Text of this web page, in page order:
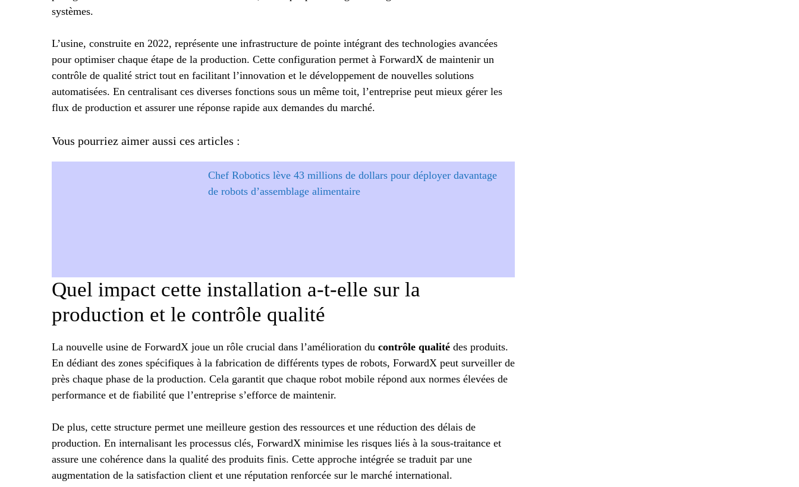
systèmes.
L’usine, construite en 2022, représente une infrastructure de pointe intégrant des technologies avancées
pour optimiser chaque étape de la production. Cette configuration permet à ForwardX de maintenir un
contrôle de qualité strict tout en facilitant l’innovation et le développement de nouvelles solutions
automatisées. En centralisant ces diverses fonctions sous un même toit, l’entreprise peut mieux gérer les
flux de production et assurer une réponse rapide aux demandes du marché.
Vous pourriez aimer aussi ces articles :
Chef Robotics lève 43 millions de dollars pour déployer davantage
de robots d’assemblage alimentaire
Quel impact cette installation a-t-elle sur la
production et le contrôle qualité
La nouvelle usine de ForwardX joue un rôle crucial dans l’amélioration du contrôle qualité des produits.
En dédiant des zones spécifiques à la fabrication de différents types de robots, ForwardX peut surveiller de
près chaque phase de la production. Cela garantit que chaque robot mobile répond aux normes élevées de
performance et de fiabilité que l’entreprise s’efforce de maintenir.
De plus, cette structure permet une meilleure gestion des ressources et une réduction des délais de
production. En internalisant les processus clés, ForwardX minimise les risques liés à la sous-traitance et
assure une cohérence dans la qualité des produits finis. Cette approche intégrée se traduit par une
augmentation de la satisfaction client et une réputation renforcée sur le marché international.